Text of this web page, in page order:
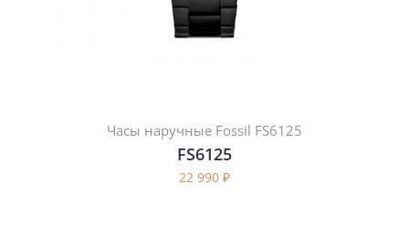
Часы наручные Fossil FS6125
FS6125
22 990 ₽